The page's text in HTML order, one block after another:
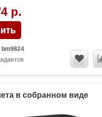
р.
bm9824
в собранном виде